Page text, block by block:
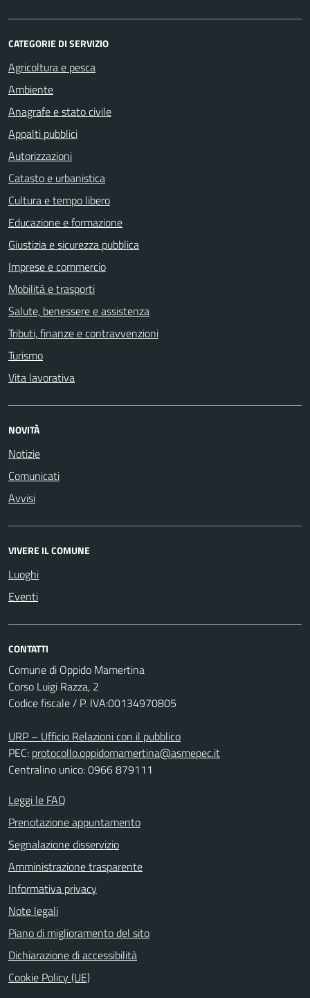
CATEGORIE DI SERVIZIO
Agricoltura e pesca
Ambiente
Anagrafe e stato civile
Appalti pubblici
Autorizzazioni
Catasto e urbanistica
Cultura e tempo libero
Educazione e formazione
Giustizia e sicurezza pubblica
Imprese e commercio
Mobilità e trasporti
Salute, benessere e assistenza
Tributi, finanze e contravvenzioni
Turismo
Vita lavorativa
NOVITÀ
Notizie
Comunicati
Avvisi
VIVERE IL COMUNE
Luoghi
Eventi
CONTATTI
Comune di Oppido Mamertina
Corso Luigi Razza, 2
Codice fiscale / P. IVA:00134970805
URP – Ufficio Relazioni con il pubblico
PEC: protocollo.oppidomamertina@asmepec.it
Centralino unico: 0966 879111
Leggi le FAQ
Prenotazione appuntamento
Segnalazione disservizio
Amministrazione trasparente
Informativa privacy
Note legali
Piano di miglioramento del sito
Dichiarazione di accessibilità
Cookie Policy (UE)